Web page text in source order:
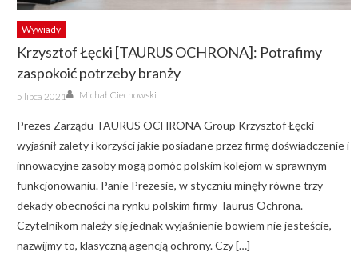
Wywiady
Krzysztof Łęcki [TAURUS OCHRONA]: Potrafimy
zaspokoić potrzeby branży
Posted
on
5 lipca 2021 Author
Michał Ciechowski
Prezes Zarządu TAURUS OCHRONA Group Krzysztof Łęcki
wyjaśnił zalety i korzyści jakie posiadane przez firmę doświadczenie i
innowacyjne zasoby mogą pomóc polskim kolejom w sprawnym
funkcjonowaniu. Panie Prezesie, w styczniu minęły równe trzy
dekady obecności na rynku polskim firmy Taurus Ochrona.
Czytelnikom należy się jednak wyjaśnienie bowiem nie jesteście,
nazwijmy to, klasyczną agencją ochrony. Czy […]